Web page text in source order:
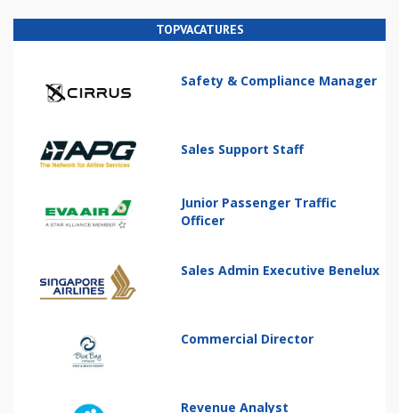
TOPVACATURES
Safety & Compliance Manager
Sales Support Staff
Junior Passenger Traffic
Officer
Sales Admin Executive Benelux
Commercial Director
Revenue Analyst